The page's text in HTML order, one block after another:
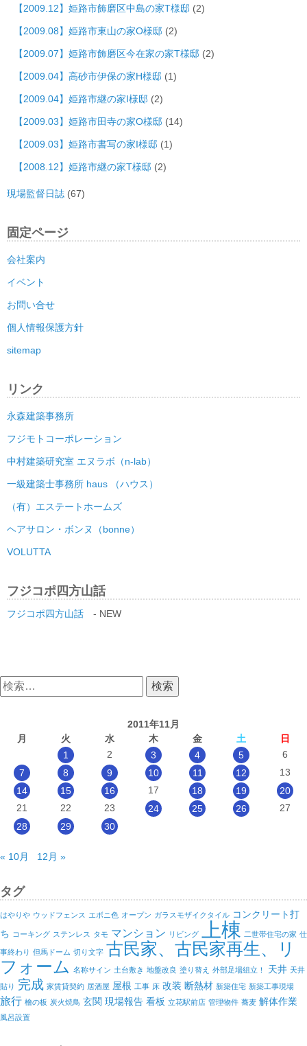
【2009.12】姫路市飾磨区中島の家T様邸 (2)
【2009.08】姫路市東山の家O様邸 (2)
【2009.07】姫路市飾磨区今在家の家T様邸 (2)
【2009.04】高砂市伊保の家H様邸 (1)
【2009.04】姫路市継の家I様邸 (2)
【2009.03】姫路市田寺の家O様邸 (14)
【2009.03】姫路市書写の家I様邸 (1)
【2008.12】姫路市継の家T様邸 (2)
現場監督日誌 (67)
固定ページ
会社案内
イベント
お問い合せ
個人情報保護方針
sitemap
リンク
永森建築事務所
フジモトコーポレーション
中村建築研究室 エヌラボ（n-lab）
一級建築士事務所 haus （ハウス）
（有）エステートホームズ
ヘアサロン・ボンヌ（bonne）
VOLUTTA
フジコポ四方山話
フジコポ四方山話 - NEW
検
索:
2011年11月
月
火 水 木 金 土
日
1
2 3 4 5
6
7
8 9 10 11 12
13
14
15 16 17 18 19
20
21
22 23 24 25 26
27
28
29 30
« 10月 12月 »
タグ
はやりや ウッドフェンス エボニ色 オープン ガラスモザイクタイル コンクリート打
ち コーキング ステンレス タモ マンション リビング 上棟 二世帯住宅の家 仕
事終わり 但馬ドーム 切り文字 古民家、古民家再生、リ
フォーム 名称サイン 土台敷き 地盤改良 塗り替え 外部足場組立！ 天井 天井
貼り 完成 家賃貸契約 居酒屋 屋根 工事 床 改装 断熱材 新築住宅 新築工事現場
旅行 檜の板 炭火焼鳥 玄関 現場報告 看板 立花駅前店 管理物件 蕎麦 解体作業
風呂設置